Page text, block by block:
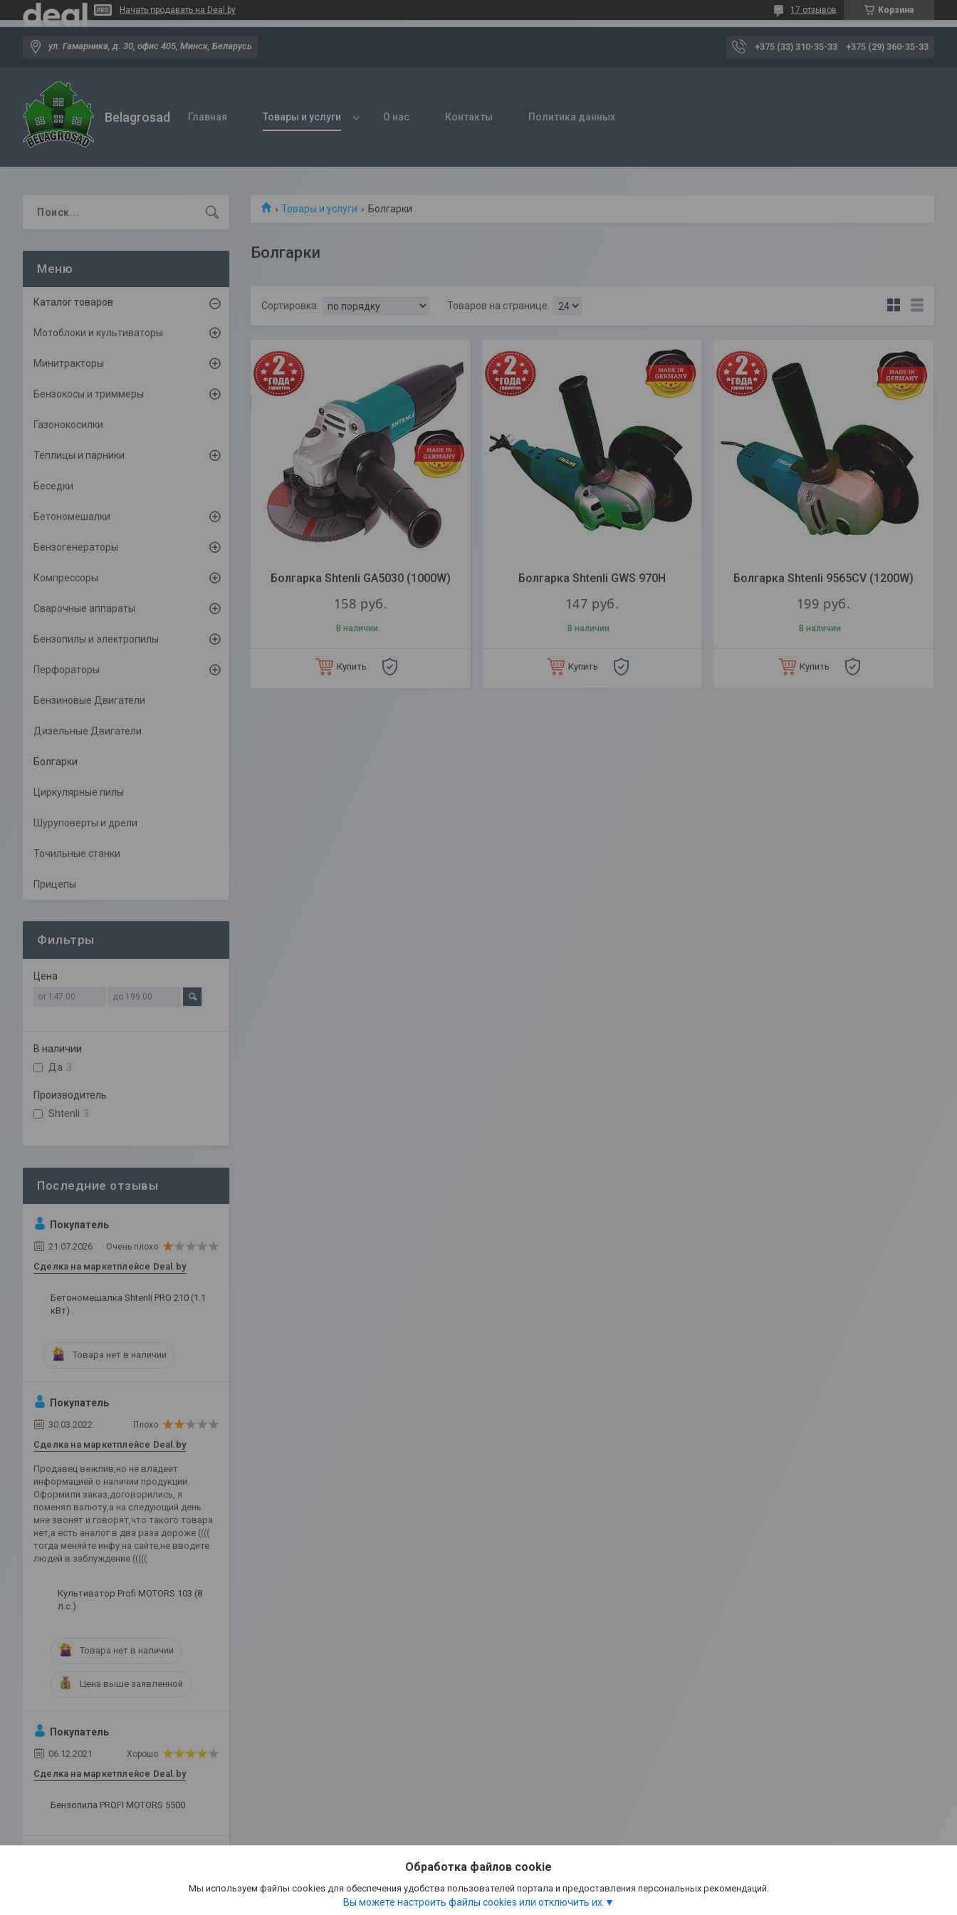
Начать продавать на Deal.by Корзина
17 отзывов
ул. Гамарника, д. 30, офис 405, Минск, Беларусь +375 (33) 310-35-33 +375 (29) 360-35-33
Belagrosad Главная Товары и услуги О нас Контакты Политика данных
Товары и услуги Болгарки
Болгарки
Болгарка Shtenli GA5030 (1000W)
158 руб.
В наличии
Купить
Болгарка Shtenli GWS 970H
147 руб.
В наличии
Купить
Болгарка Shtenli 9565CV (1200W)
199 руб.
В наличии
Купить
Каталог товаров
Мотоблоки и культиваторы
Минитракторы
Бензокосы и триммеры
Газонокосилки
Теплицы и парники
Беседки
Бетономешалки
Бензогенераторы
Компрессоры
Сварочные аппараты
Бензопилы и электропилы
Перфораторы
Бензиновые Двигатели
Дизельные Двигатели
Болгарки
Циркулярные пилы
Шуруповерты и дрели
Точильные станки
Прицепы
Фильтры
Цена
В наличии
Да 3
Производитель
Shtenli 3
Покупатель
21.07.2026 Очень плохо
Сделка на маркетплейсе Deal.by
Бетономешалка Shtenli PRO 210 (1.1
кВт)
Товара нет в наличии
Покупатель
30.03.2022 Плохо
Сделка на маркетплейсе Deal.by
Продавец вежлив,но не владеет
информацией о наличии продукции.
Оформили заказ,договорились, я
поменял валюту,а на следующий день
мне звонят и говорят,что такого товара
нет,а есть аналог в два раза дороже ((((
тогда меняйте инфу на сайте,не вводите
людей в заблуждение (((((
Культиватор Profi MOTORS 103 (8
л.с.)
Товара нет в наличии
Цена выше заявленной
Покупатель
06.12.2021 Хорошо
Сделка на маркетплейсе Deal.by
Бензопила PROFI MOTORS 5500
Обработка файлов cookie
Мы используем файлы cookies для обеспечения удобства пользователей портала и предоставления персональных рекомендаций.
Вы можете настроить файлы cookies или отключить их.